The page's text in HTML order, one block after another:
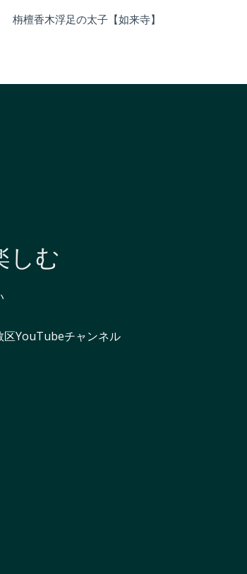
栴檀香木浮足の太子【如来寺】
しむ
区YouTubeチャンネル